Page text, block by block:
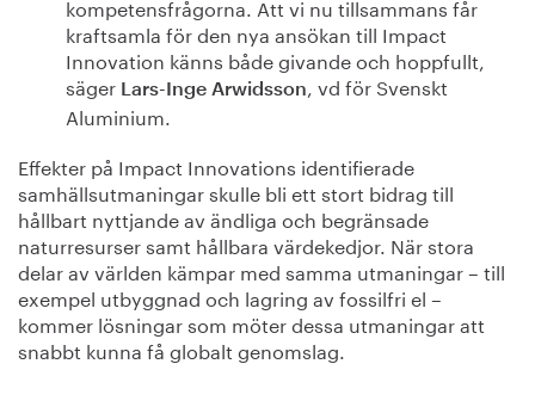
kompetensfrågorna. Att vi nu tillsammans får
kraftsamla för den nya ansökan till Impact
Innovation känns både givande och hoppfullt,
säger
Lars-Inge Arwidsson, vd för Svenskt
Aluminium.
Effekter på Impact Innovations identifierade
samhällsutmaningar skulle bli ett stort bidrag till
hållbart nyttjande av ändliga och begränsade
naturresurser samt hållbara värdekedjor. När stora
delar av världen kämpar med samma utmaningar – till
exempel utbyggnad och lagring av fossilfri el –
kommer lösningar som möter dessa utmaningar att
snabbt kunna få globalt genomslag.